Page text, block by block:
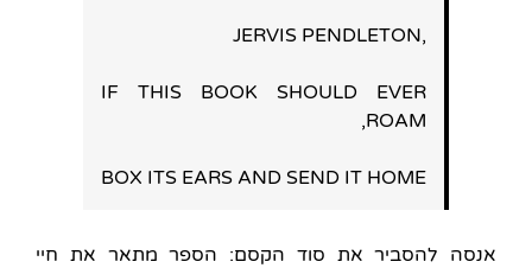
,JERVIS PENDLETON
IF THIS BOOK SHOULD EVER
ROAM,
BOX ITS EARS AND SEND IT HOME
אנסה להסביר את סוד הקסם: הספר מתאר את חיי